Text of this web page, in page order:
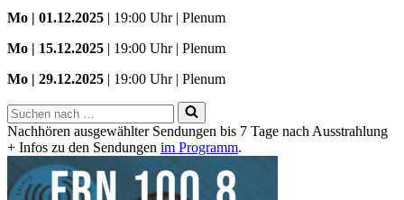
Mo | 01.12.2025 | 19:00 Uhr | Plenum
Mo | 15.12.2025 | 19:00 Uhr | Plenum
Mo | 29.12.2025 | 19:00 Uhr | Plenum
Suchen
nach …
Nachhören ausgewählter Sendungen bis 7 Tage nach Ausstrahlung
+ Infos zu den Sendungen im Programm.